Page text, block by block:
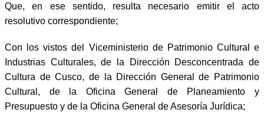
Que, en ese sentido, resulta necesario emitir el acto
resolutivo correspondiente;
Con los vistos del Viceministerio de Patrimonio Cultural e
Industrias Culturales, de la Dirección Desconcentrada de
Cultura de Cusco, de la Dirección General de Patrimonio
Cultural, de la Oficina General de Planeamiento y
Presupuesto y de la Oficina General de Asesoría Jurídica;